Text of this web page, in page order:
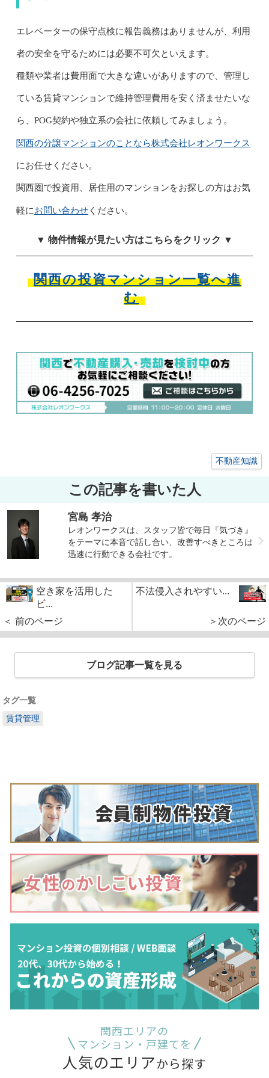
エレベーターの保守点検に報告義務はありませんが、利用
者の安全を守るためには必要不可欠といえます。
種類や業者は費用面で大きな違いがありますので、管理し
ている賃貸マンションで維持管理費用を安く済ませたいな
ら、POG契約や独立系の会社に依頼してみましょう。
関西の分譲マンションのことなら株式会社レオンワークス
にお任せください。
関西圏で投資用、居住用のマンションをお探しの方はお気
軽にお問い合わせください。
▼ 物件情報が見たい方はこちらをクリック ▼
関西の投資マンション一覧へ進
む
不動産知識
この記事を書いた人
宮島 孝治
レオンワークスは、スタッフ皆で毎日『気づき』
をテーマに本音で話し合い、改善すべきところは
迅速に行動できる会社です。
空き家を活用した
ビ...
＜ 前のページ
不法侵入されやすい...
＞次のページ
ブログ記事一覧を見る
タグ一覧
賃貸管理
関西エリアの
マンション・戸建てを
人気のエリアから探す